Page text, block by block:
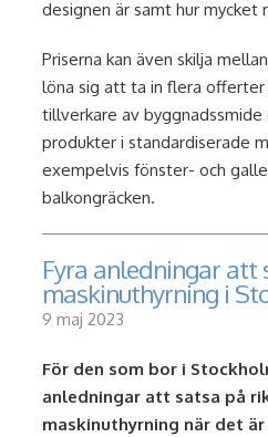
designen är samt hur mycket
Priserna kan även skilja
löna sig att ta in flera offerter
tillverkare av byggnadssmide
produkter i standardiserade
exempelvis fönster- och
balkongräcken.
Fyra anledningar att
maskinuthyrning i
9 maj 2023
För den som bor i
anledningar att satsa på
maskinuthyrning när det